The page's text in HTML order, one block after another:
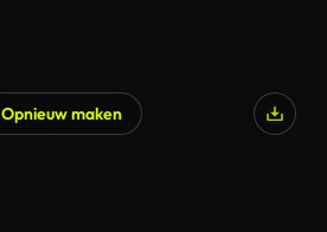
Opnieuw maken